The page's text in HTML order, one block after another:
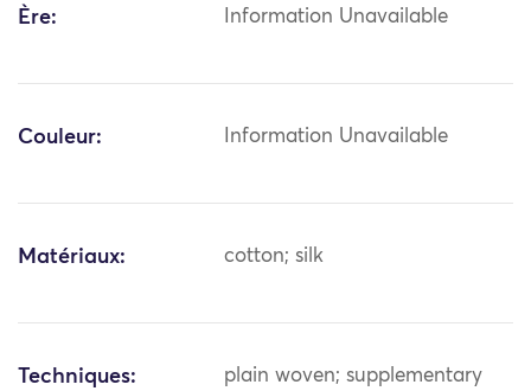
Ère: Information Unavailable
Couleur: Information Unavailable
Matériaux: cotton; silk
Techniques:
plain woven; supplementary